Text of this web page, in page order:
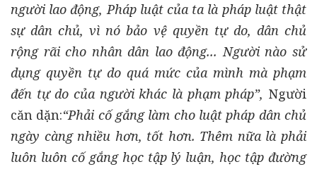
người lao động, Pháp luật của ta là pháp luật thật
sự dân chủ, vì nó bảo vệ quyền tự do, dân chủ
rộng rãi cho nhân dân lao động... Người nào sử
dụng quyền tự do quá mức của mình mà phạm
đến tự do của người khác là phạm pháp”, Người
căn dặn:“Phải cố gắng làm cho luật pháp dân chủ
ngày càng nhiều hơn, tốt hơn. Thêm nữa là phải
luôn luôn cố gắng học tập lý luận, học tập đường